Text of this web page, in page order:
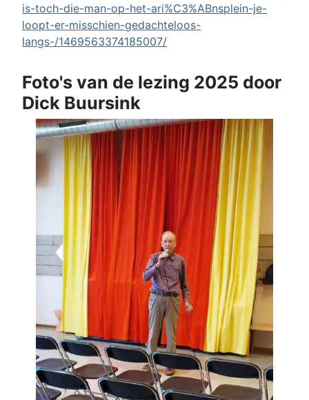
is-toch-die-man-op-het-ari%C3%ABnsplein-je-
loopt-er-misschien-gedachteloos-
langs-/1469563374185007/
Foto's van de lezing 2025 door
Dick Buursink